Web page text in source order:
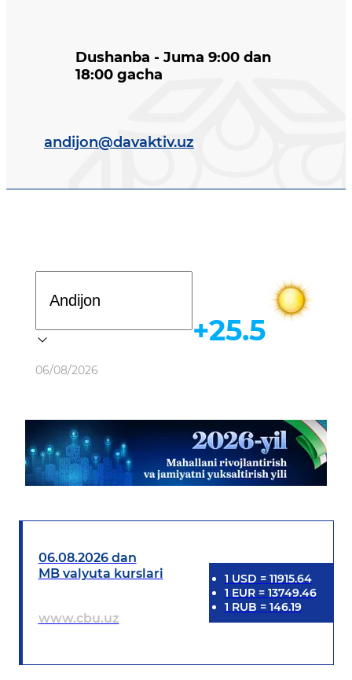
Dushanba - Juma 9:00 dan
18:00 gacha
andijon@davaktiv.uz
Ob-havo
06/08/2026
+25.5
06.08.2026 dan
MB valyuta kurslari
www.cbu.uz
1 USD = 11915.64
1 EUR= 13749.46
1 RUB = 146.19